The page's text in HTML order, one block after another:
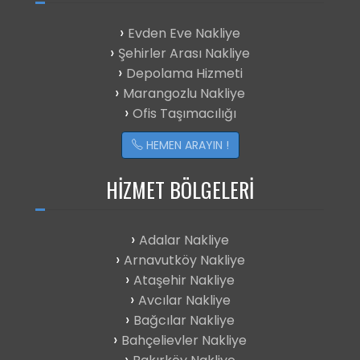
Evden Eve Nakliye
Şehirler Arası Nakliye
Depolama Hizmeti
Marangozlu Nakliye
Ofis Taşımacılığı
HEMEN ARAYIN !
HIZMET BÖLGELERI
Adalar Nakliye
Arnavutköy Nakliye
Ataşehir Nakliye
Avcılar Nakliye
Bağcılar Nakliye
Bahçelievler Nakliye